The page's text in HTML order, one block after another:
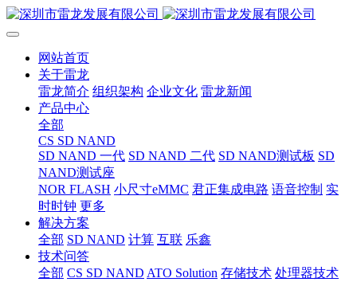
网站首页
关于雷龙
雷龙简介 组织架构 企业文化 雷龙新闻
产品中心
全部
CS SD NAND
SD NAND 一代 SD NAND 二代 SD NAND测试板 SD
NAND测试座
NOR FLASH 小尺寸eMMC 君正集成电路 语音控制 实
时时钟 更多
解决方案
全部 SD NAND 计算 互联 乐鑫
技术问答
全部 CS SD NAND ATO Solution 存储技术 处理器技术